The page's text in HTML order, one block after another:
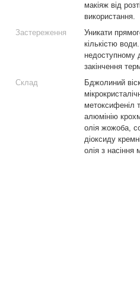
макіяж від
використання.
Застереження
Уникати
кількістю
недоступному
закінчення
Склад
Бджолиний
метоксифеніл
алюмінію
олія жожоба,
діоксиду
олія з насіння